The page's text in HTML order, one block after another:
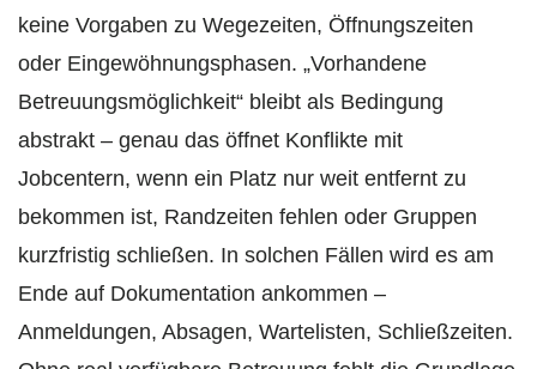
keine Vorgaben zu Wegezeiten, Öffnungszeiten
oder Eingewöhnungsphasen. „Vorhandene
Betreuungsmöglichkeit“ bleibt als Bedingung
abstrakt – genau das öffnet Konflikte mit
Jobcentern, wenn ein Platz nur weit entfernt zu
bekommen ist, Randzeiten fehlen oder Gruppen
kurzfristig schließen. In solchen Fällen wird es am
Ende auf Dokumentation ankommen –
Anmeldungen, Absagen, Wartelisten, Schließzeiten.